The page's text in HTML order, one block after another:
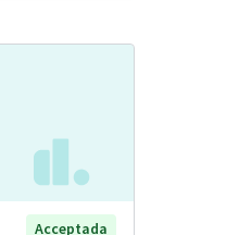
Acceptada